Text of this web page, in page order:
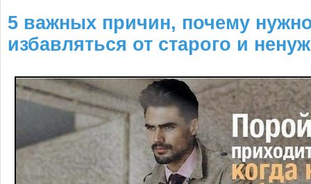
5 важных причин, почему
избавляться от старого и